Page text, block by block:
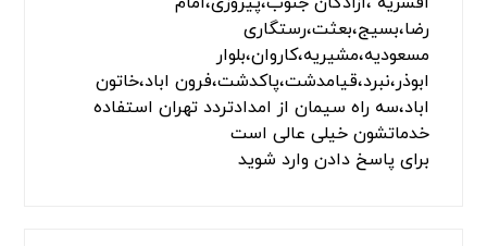
جهت درخواست امداد خودرو تهران، یدک کش تهران، حمل
خودرو تهران، خودرو بر تهران، خودروبر تهران با شماره تماس
های امداد خودرو تهران تماس حاصل فرمایید